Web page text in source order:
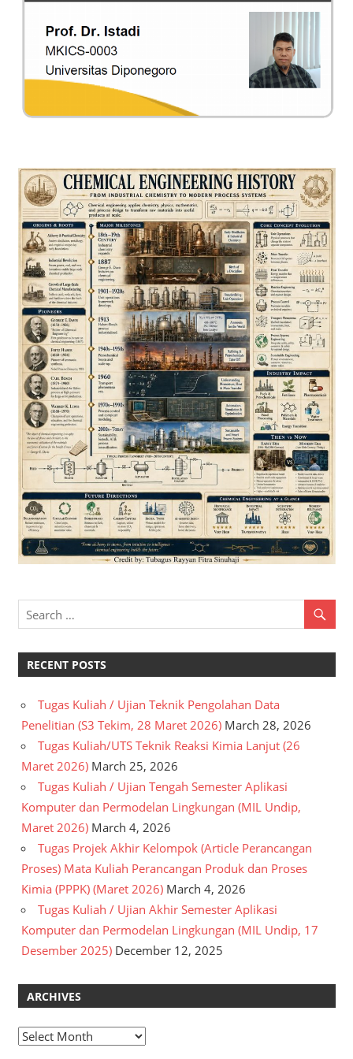
RECENT POSTS
Tugas Kuliah / Ujian Teknik Pengolahan Data
Penelitian (S3 Tekim, 28 Maret 2026) March 28, 2026
Tugas Kuliah/UTS Teknik Reaksi Kimia Lanjut (26
Maret 2026) March 25, 2026
Tugas Kuliah / Ujian Tengah Semester Aplikasi
Komputer dan Permodelan Lingkungan (MIL Undip,
Maret 2026) March 4, 2026
Tugas Projek Akhir Kelompok (Article Perancangan
Proses) Mata Kuliah Perancangan Produk dan Proses
Kimia (PPPK) (Maret 2026) March 4, 2026
Tugas Kuliah / Ujian Akhir Semester Aplikasi
Komputer dan Permodelan Lingkungan (MIL Undip, 17
Desember 2025) December 12, 2025
ARCHIVES
Archives